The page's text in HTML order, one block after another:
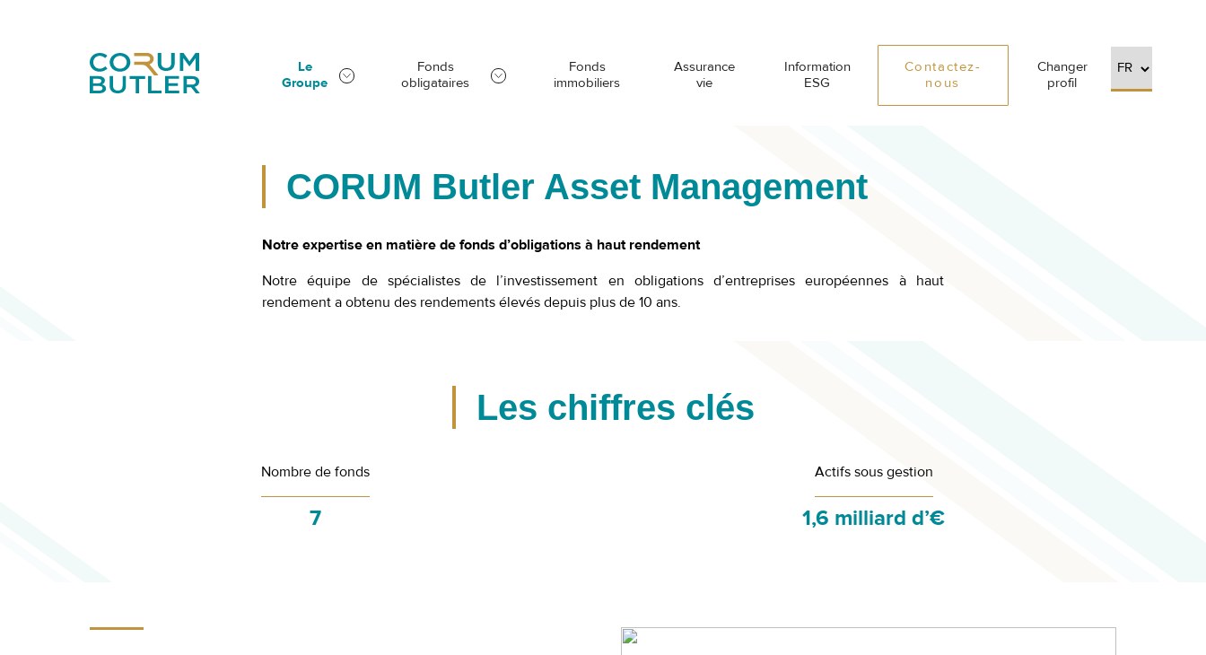
Le
Groupe
Fonds
obligataires
Fonds
immobiliers
Assurance
vie
Information
ESG
Contactez-
nous
Changer
profil
CORUM Butler Asset Management
Notre expertise en matière de fonds d’obligations à haut rendement
Notre équipe de spécialistes de l’investissement en obligations d’entreprises européennes à haut
rendement a obtenu des rendements élevés depuis plus de 10 ans.
Les chiffres clés
Nombre de fonds
7
Actifs sous gestion
1,6 milliard d’€